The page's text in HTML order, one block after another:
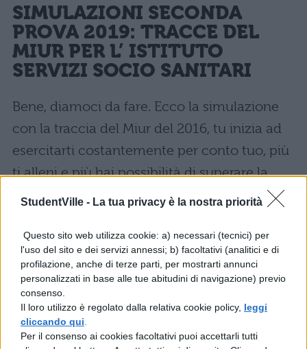
StudentVille - La tua privacy è la nostra priorità
Questo sito web utilizza cookie: a) necessari (tecnici) per
l'uso del sito e dei servizi annessi; b) facoltativi (analitici e di
profilazione, anche di terze parti, per mostrarti annunci
personalizzati in base alle tue abitudini di navigazione) previo
consenso.
Il loro utilizzo è regolato dalla relativa cookie policy, leggi
cliccando qui
Per il consenso ai cookies facoltativi puoi accettarli tutti
SIMULAZIONI SECONDA
PROVA 2019: TRACCE DEL
MIUR PER L’ ISTITUTO
SERVIZI SOCIO SANITARI
Bene, diamoci da fare. Ecco la simulazione
con la traccia del Miur del 2016, tu inizia ad
esercitarti costantemente per conto tuo, più
ti alleni e più hai possibilità di superare la
seconda prova indenne!
Simulazione seconda prova 2016 istituto
dei Servizi Socio-SanitariArticolazione
Arti ausiliarie delle professioni sanitarie
Ottico traccia di anatomia fisiopatologia
oculare e igiene.